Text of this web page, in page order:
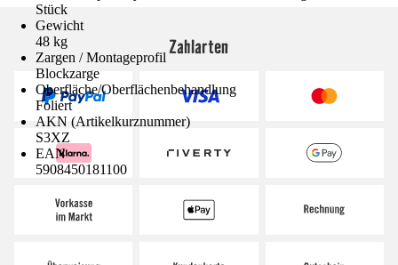
Stück
Gewicht
48 kg
Zargen / Montageprofil
Blockzarge
Oberfläche/Oberflächenbehandlung
Foliert
AKN (Artikelkurznummer)
S3XZ
EAN
5908450181100
Zahlarten